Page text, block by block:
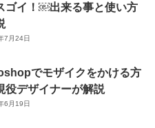
ゴイ！￼出来る事と使い方
7月24日
でモザイクをかける方
役デザイナーが解説
6月19日